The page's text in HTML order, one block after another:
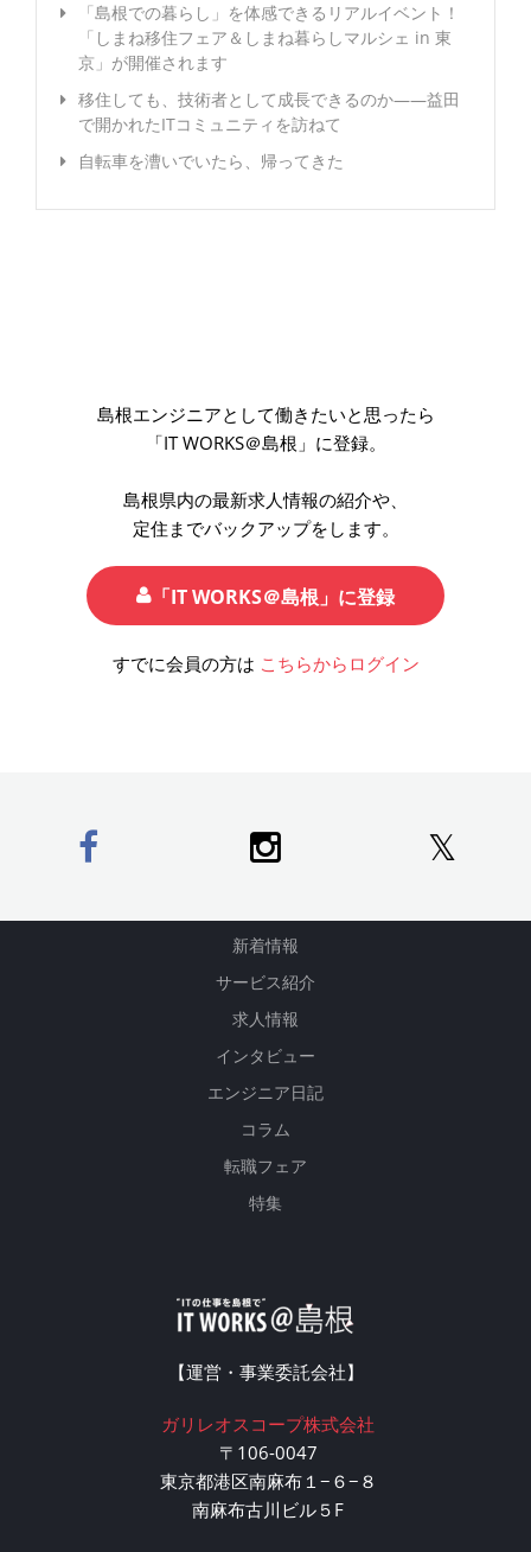
「島根での暮らし」を体感できるリアルイベント！
「しまね移住フェア＆しまね暮らしマルシェ in 東
京」が開催されます
移住しても、技術者として成長できるのか――益田
で開かれたITコミュニティを訪ねて
自転車を漕いでいたら、帰ってきた
島根エンジニアとして働きたいと思ったら
「IT WORKS＠島根」に登録。
島根県内の最新求人情報の紹介や、
定住までバックアップをします。
「IT WORKS＠島根」に登録
すでに会員の方は こちらからログイン
𝕏
新着情報
サービス紹介
求人情報
インタビュー
エンジニア日記
コラム
転職フェア
特集
【運営・事業委託会社】
ガリレオスコープ株式会社
〒106-0047
東京都港区南麻布１−６−８
南麻布古川ビル５F